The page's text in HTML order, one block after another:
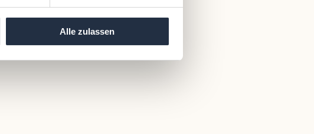
Alle zulassen